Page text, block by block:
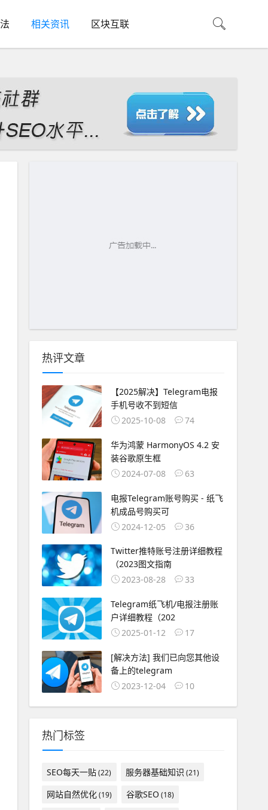
相关资讯 区块互联
热评文章
【2025解决】Telegram电报
手机号收不到短信
2025-10-08
74
华为鸿蒙 HarmonyOS 4.2 安
装谷歌原生框
2024-07-08
63
电报Telegram账号购买 - 纸飞
机成品号购买可
2024-12-05
36
Twitter推特账号注册详细教程
（2023图文指南
2023-08-28
33
Telegram纸飞机/电报注册账
户详细教程（202
2025-01-12
17
[解决方法] 我们已向您其他设
备上的telegram
2023-12-04
10
热门标签
SEO每天一贴(22) 服务器基础知识 (21)
网站自然优化(19) 谷歌SEO (18)